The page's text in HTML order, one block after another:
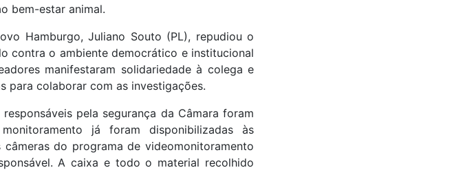
bem-estar animal.
Hamburgo, Juliano Souto (PL), repudiou o
contra o ambiente democrático e institucional
manifestaram solidariedade à colega e
para colaborar com as investigações.
pela segurança da Câmara foram
já foram disponibilizadas às
do programa de videomonitoramento
A caixa e todo o material recolhido